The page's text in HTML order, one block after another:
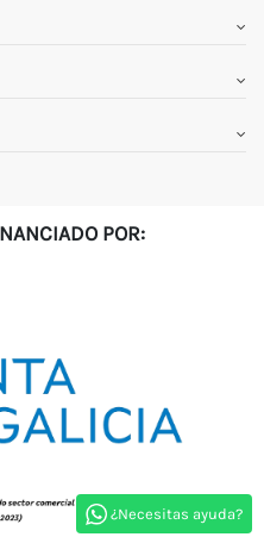
¿Necesitas ayuda?
POR: